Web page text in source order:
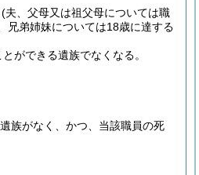
(夫、父母又は祖父母については職
兄弟姉妹については18歳に達する
ができる遺族でなくなる。
族がなく、かつ、当該職員の死